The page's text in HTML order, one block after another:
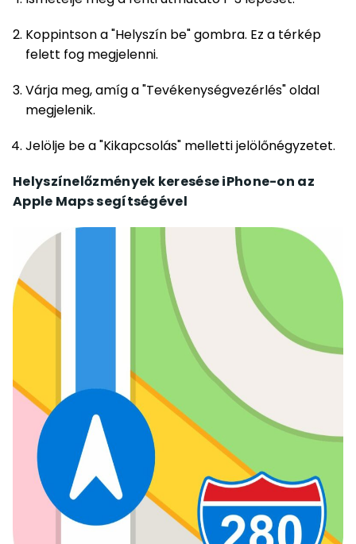
Koppintson a "Helyszín be" gombra. Ez a térkép
felett fog megjelenni.
Várja meg, amíg a "Tevékenységvezérlés" oldal
megjelenik.
Jelölje be a "Kikapcsolás" melletti jelölőnégyzetet.
Helyszínelőzmények keresése iPhone-on az
Apple Maps segítségével